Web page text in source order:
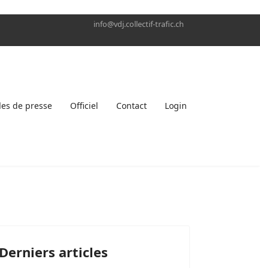
info@vdj.collectif-trafic.ch
de presse Officiel Contact Login
Derniers articles